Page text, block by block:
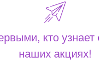
кто узнает
наших акциях!